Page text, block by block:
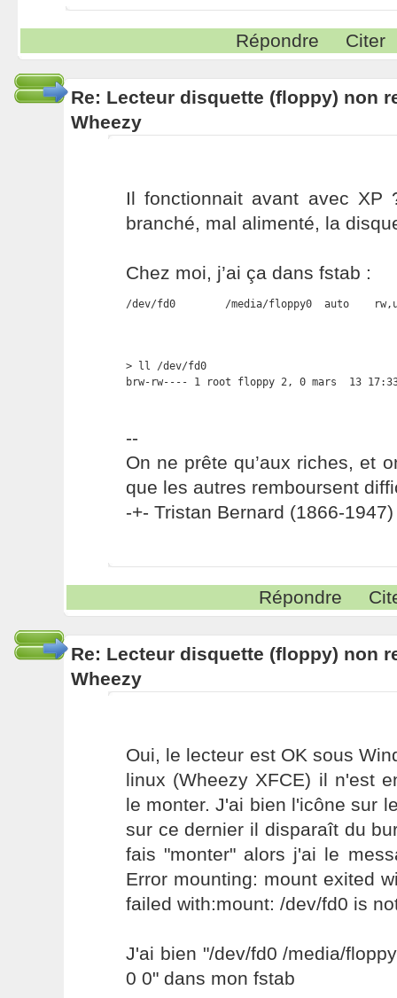
Répondre Citer
Re: Lecteur disquette (floppy) non
Wheezy
Il fonctionnait avant avec XP
branché, mal alimenté, la
Chez moi, j’ai ça dans fstab :
/dev/fd0        /media/floppy0  auto
> ll /dev/fd0
brw-rw---- 1 root floppy 2, 0 mars  13
--
On ne prête qu’aux riches, et
que les autres remboursent
-+- Tristan Bernard (1866-1947)
Répondre
Re: Lecteur disquette (floppy) non
Wheezy
Oui, le lecteur est OK sous
linux (Wheezy XFCE) il n'est
le monter. J'ai bien l'icône sur
sur ce dernier il disparaît du
fais "monter" alors j'ai le
Error mounting: mount exited
failed with:mount: /dev/fd0 is
J'ai bien "/dev/fd0 /media/
0 0" dans mon fstab